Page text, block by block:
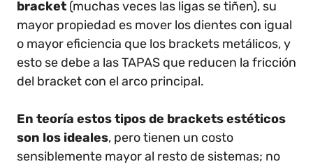
bracket (muchas veces las ligas se tiñen), su
mayor propiedad es mover los dientes con igual
o mayor eficiencia que los brackets metálicos, y
esto se debe a las TAPAS que reducen la fricción
del bracket con el arco principal.
En teoría estos tipos de brackets estéticos
son los ideales, pero tienen un costo
sensiblemente mayor al resto de sistemas; no